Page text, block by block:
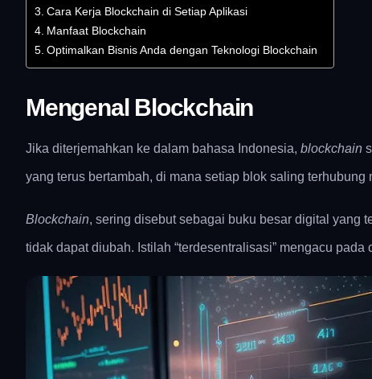
Cara Kerja Blockchain di Setiap Aplikasi
Manfaat Blockchain
Optimalkan Bisnis Anda dengan Teknologi Blockchain
Mengenal Blockchain
Jika diterjemahkan ke dalam bahasa Indonesia, blockchain
yang terus bertambah, di mana setiap blok saling
Blockchain, sering disebut sebagai buku besar digital yang
tidak dapat diubah. Istilah “terdesentralisasi” mengacu